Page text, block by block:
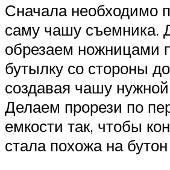
Сначала необходимо
саму чашу съемника.
обрезаем ножницами
бутылку со стороны
создавая чашу
Делаем прорези по
емкости так, чтобы
стала похожа на